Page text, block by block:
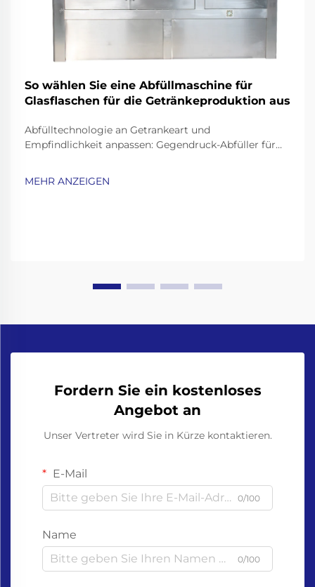
So wählen Sie eine Abfüllmaschine für
Glasflaschen für die Getränkeproduktion aus
Abfülltechnologie an Getrankeart und
Empfindlichkeit anpassen: Gegendruck-Abfüller für
Sprudelwasser und Bier erfordern schonende
MEHR ANZEIGEN
Fordern Sie ein kostenloses
Angebot an
Unser Vertreter wird Sie in Kürze kontaktieren.
E-Mail
0/100
Name
0/100